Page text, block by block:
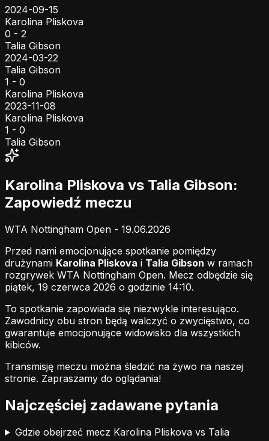
2024-09-15
Karolina Pliskova
0 - 2
Talia Gibson
2024-03-22
Talia Gibson
1 - 0
Karolina Pliskova
2023-11-08
Karolina Pliskova
1 - 0
Talia Gibson
Karolina Pliskova vs Talia Gibson:
Zapowiedź meczu
WTA Nottingham Open - 19.06.2026
Przed nami emocjonujące spotkanie pomiędzy
drużynami Karolina Pliskova i Talia Gibson w ramach
rozgrywek WTA Nottingham Open. Mecz odbędzie się
piątek, 19 czerwca 2026 o godzinie 14:10.
To spotkanie zapowiada się niezwykle interesująco.
Zawodnicy obu stron będą walczyć o zwycięstwo, co
gwarantuje emocjonujące widowisko dla wszystkich
kibiców.
Transmisję meczu można śledzić na żywo na naszej
stronie. Zapraszamy do oglądania!
Najczęściej zadawane pytania
Gdzie obejrzeć mecz Karolina Pliskova vs Talia